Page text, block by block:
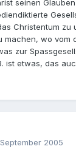
seinen
Christentum zu
machen, wo vom
zur
ist etwas, das
2005